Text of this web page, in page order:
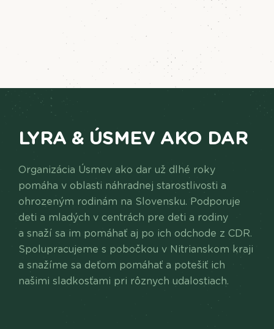
LYRA & ÚSMEV AKO DAR
Organizácia Úsmev ako dar už dlhé roky
pomáha v oblasti náhradnej starostlivosti a
ohrozeným rodinám na Slovensku. Podporuje
deti a mladých v centrách pre deti a rodiny
a snaží sa im pomáhať aj po ich odchode z CDR.
Spolupracujeme s pobočkou v Nitrianskom kraji
a snažíme sa deťom pomáhať a potešiť ich
našimi sladkosťami pri rôznych udalostiach.